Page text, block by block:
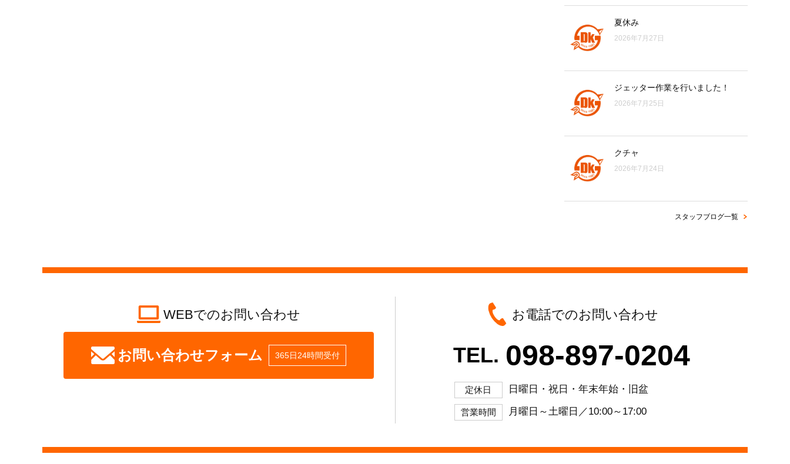
夏休み
2026年7月27日
ジェッター作業を行いました！
2026年7月25日
クチャ
2026年7月24日
スタッフブログ一覧
WEBでのお問い合わせ
お問い合わせフォーム 365日24時間受付
お電話でのお問い合わせ
TEL. 098-897-0204
定休日 日曜日・祝日・年末年始・旧盆
営業時間 月曜日～土曜日／10:00～17:00